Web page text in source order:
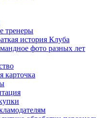
тренеры
история Клуба
фото разных лет
карточка